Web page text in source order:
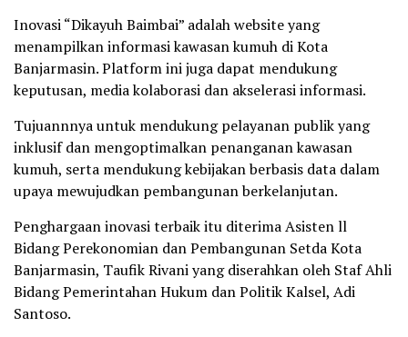
Inovasi “Dikayuh Baimbai” adalah website yang
menampilkan informasi kawasan kumuh di Kota
Banjarmasin. Platform ini juga dapat mendukung
keputusan, media kolaborasi dan akselerasi informasi.
Tujuannnya untuk mendukung pelayanan publik yang
inklusif dan mengoptimalkan penanganan kawasan
kumuh, serta mendukung kebijakan berbasis data dalam
upaya mewujudkan pembangunan berkelanjutan.
Penghargaan inovasi terbaik itu diterima Asisten ll
Bidang Perekonomian dan Pembangunan Setda Kota
Banjarmasin, Taufik Rivani yang diserahkan oleh Staf Ahli
Bidang Pemerintahan Hukum dan Politik Kalsel, Adi
Santoso.